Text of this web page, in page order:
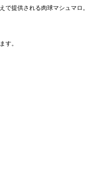
で提供される肉球マシュマロ。
す。